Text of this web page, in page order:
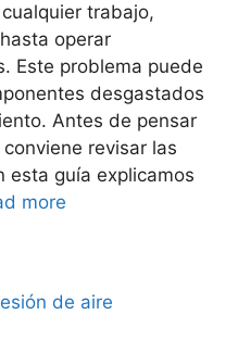
trabajo,
operar
Este problema puede
desgastados
Antes de pensar
revisar las
esta guía explicamos
more
de aire